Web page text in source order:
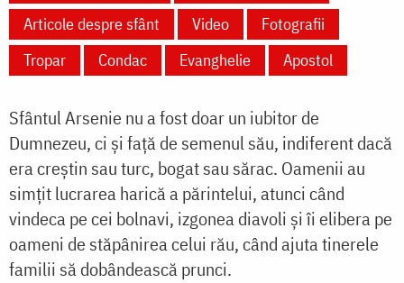
Articole despre sfânt
Video
Fotografii
Tropar
Condac Evanghelie Apostol
Sfântul Arsenie nu a fost doar un iubitor de
Dumnezeu, ci și față de semenul său, indiferent dacă
era creștin sau turc, bogat sau sărac. Oamenii au
simțit lucrarea harică a părintelui, atunci când
vindeca pe cei bolnavi, izgonea diavoli și îi elibera pe
oameni de stăpânirea celui rău, când ajuta tinerele
familii să dobândească prunci.